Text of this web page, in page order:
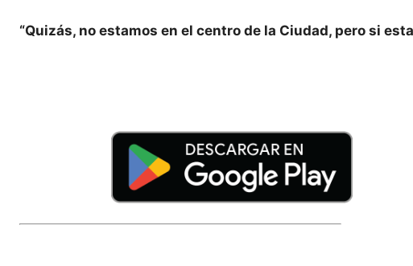
“Quizás, no estamos en el centro de la Ciudad, pero si